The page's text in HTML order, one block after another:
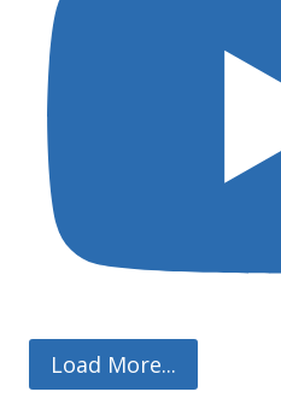
Load More...